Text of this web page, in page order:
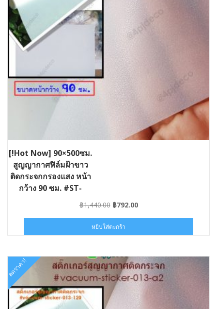
[!Hot Now] 90×500ซม.
สูญญากาศฟิล์มฝ้าขาว
ติดกระจกกรองแสง หน้า
กว้าง 90 ซม. #ST-
฿1,440.00 Original
was:
฿1,440.00.
฿792.00Current
฿792.00.
หยิบใส่ตะกร้า
ลดราคา!